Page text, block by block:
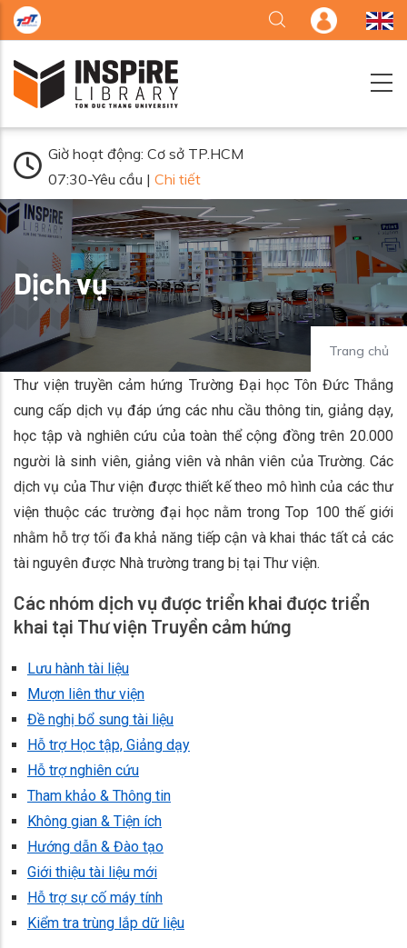
Nhảy đến nội dung
Giờ hoạt động: Cơ sở TP.HCM
07:30-Yêu cầu | Chi tiết
Dịch vụ
Trang chủ
Thư viện truyền cảm hứng Trường Đại học Tôn Đức Thắng
cung cấp dịch vụ đáp ứng các nhu cầu thông tin, giảng dạy,
học tập và nghiên cứu của toàn thể cộng đồng trên 20.000
người là sinh viên, giảng viên và nhân viên của Trường. Các
dịch vụ của Thư viện được thiết kế theo mô hình của các thư
viện thuộc các trường đại học nằm trong Top 100 thế giới
nhằm hỗ trợ tối đa khả năng tiếp cận và khai thác tất cả các
tài nguyên được Nhà trường trang bị tại Thư viện.
Các nhóm dịch vụ được triển khai được triển
khai tại Thư viện Truyền cảm hứng
Lưu hành tài liệu
Mượn liên thư viện
Đề nghị bổ sung tài liệu
Hỗ trợ Học tập, Giảng dạy
Hỗ trợ nghiên cứu
Tham khảo & Thông tin
Không gian & Tiện ích
Hướng dẫn & Đào tạo
Giới thiệu tài liệu mới
Hỗ trợ sự cố máy tính
Kiểm tra trùng lắp dữ liệu